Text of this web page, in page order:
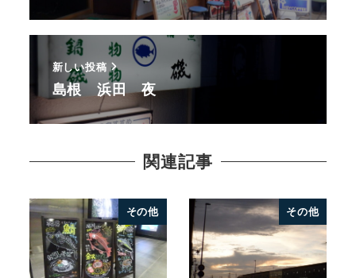
新しい投稿
島根 浜田 夜
関連記事
その他 その他